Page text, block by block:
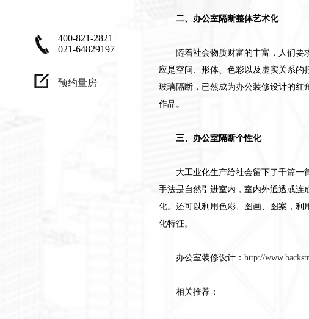
意"
400-821-2821
021-64829197
预约量房
二、办公室隔断整体艺术化
随着社会物质财富的丰富，人们要
应是空间、形体、色彩以及虚实关系
玻璃隔断，已然成为办公装修设计的红
作品。
三、办公室隔断个性化
大工业化生产给社会留下了千篇
手法是自然引进室内，室内外通透或连
化。还可以利用色彩、图画、图案，利
化特征。
办公室装修设计： http://
相关推荐：